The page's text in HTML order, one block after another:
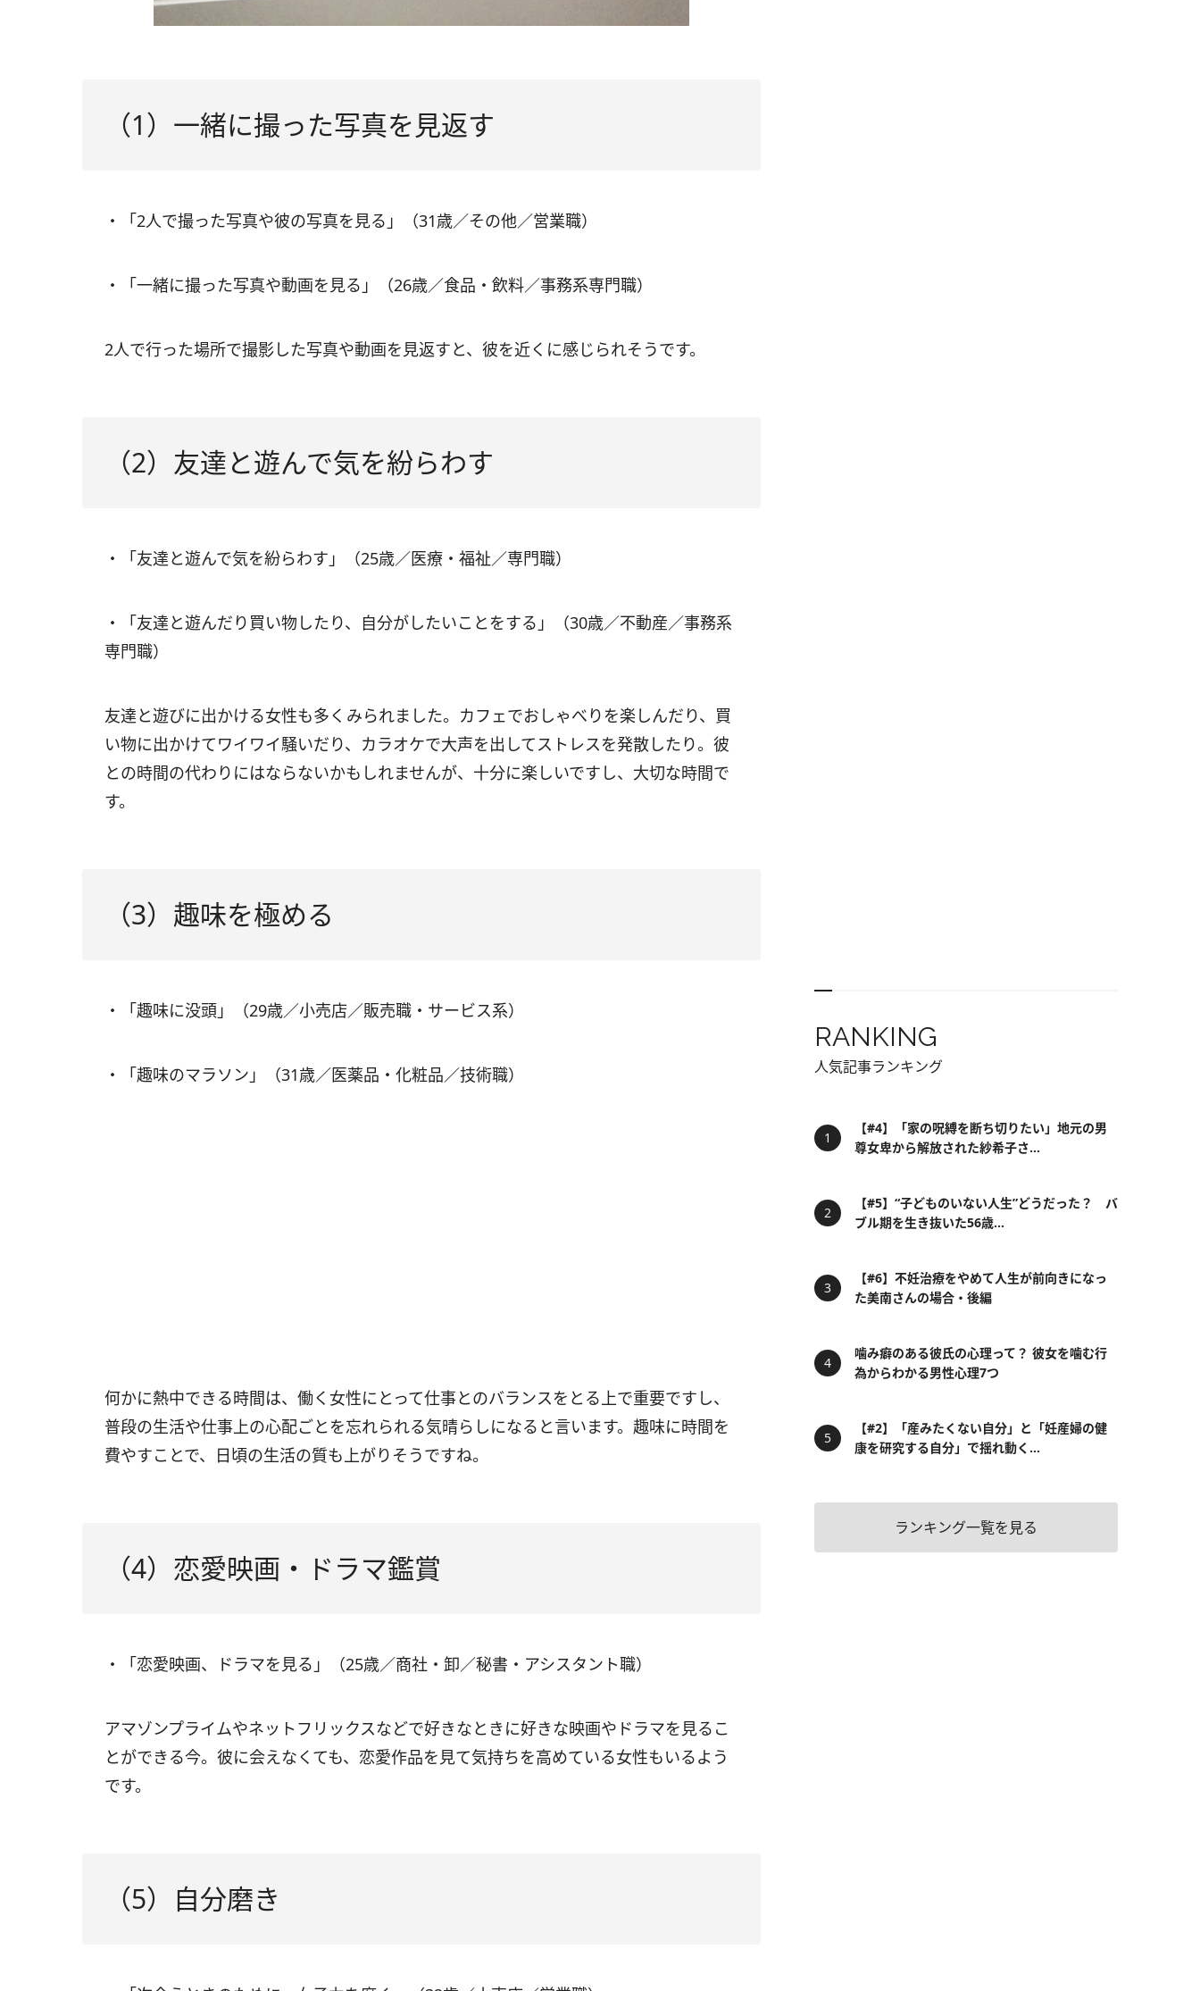
（1）一緒に撮った写真を見返す
・「2人で撮った写真や彼の写真を見る」（31歳／その他／営業職）
・「一緒に撮った写真や動画を見る」（26歳／食品・飲料／事務系専門職）
2人で行った場所で撮影した写真や動画を見返すと、彼を近くに感じられそうです。
（2）友達と遊んで気を紛らわす
・「友達と遊んで気を紛らわす」（25歳／医療・福祉／専門職）
・「友達と遊んだり買い物したり、自分がしたいことをする」（30歳／不動産／事務系
専門職）
友達と遊びに出かける女性も多くみられました。カフェでおしゃべりを楽しんだり、買
い物に出かけてワイワイ騒いだり、カラオケで大声を出してストレスを発散したり。彼
との時間の代わりにはならないかもしれませんが、十分に楽しいですし、大切な時間で
す。
（3）趣味を極める
・「趣味に没頭」（29歳／小売店／販売職・サービス系）
・「趣味のマラソン」（31歳／医薬品・化粧品／技術職）
何かに熱中できる時間は、働く女性にとって仕事とのバランスをとる上で重要ですし、
普段の生活や仕事上の心配ごとを忘れられる気晴らしになると言います。趣味に時間を
費やすことで、日頃の生活の質も上がりそうですね。
（4）恋愛映画・ドラマ鑑賞
・「恋愛映画、ドラマを見る」（25歳／商社・卸／秘書・アシスタント職）
アマゾンプライムやネットフリックスなどで好きなときに好きな映画やドラマを見るこ
とができる今。彼に会えなくても、恋愛作品を見て気持ちを高めている女性もいるよう
です。
（5）自分磨き
RANKING
人気記事ランキング
【#4】「家の呪縛を断ち切りたい」地元の男
尊女卑から解放された紗希子さ...
【#5】“子どものいない人生”どうだった？ バ
ブル期を生き抜いた56歳...
【#6】不妊治療をやめて人生が前向きになっ
た美南さんの場合・後編
噛み癖のある彼氏の心理って？ 彼女を噛む行
為からわかる男性心理7つ
【#2】「産みたくない自分」と「妊産婦の健
康を研究する自分」で揺れ動く...
ランキング一覧を見る